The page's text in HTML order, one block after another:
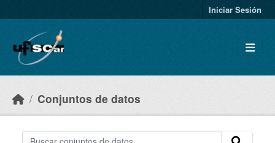
Iniciar Sesión
Conjuntos de datos